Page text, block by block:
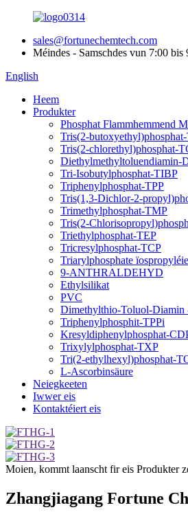
sales@fortunechemtech.com
Méindes - Samschdes vun 7:00 bis
English
Heem
Produkter
Phosphat Flammhemmend
Tris(2-
Tris(2-chlorethyl)phosphat-
Diethylmethyltoluendiamin-
Tri-Isobutylphosphat-TIBP
Triphenylphosphat-TPP
Tris(1,3-Dichlor-2-
Trimethylphosphat-TMP
Tris(2-
Triethylphosphat-TEP
Tricresylphosphat-TCP
Triarylphosphate
9-ANTHRALDEHYD
Ethylsilikat
PVC
Dimethylthio-Toluol-
Triphenylphosphit-TPPi
Kresyldiphenylphosphat-
Trixylylphosphat-TXP
Tri(2-ethylhexyl)phosphat-
L-Ascorbinsäure
Neiegkeeten
Iwwer eis
Kontaktéiert eis
Moien, kommt laanscht fir eis Produkter
Zhangjiagang Fortune